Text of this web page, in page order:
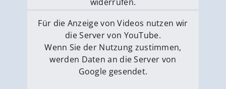
Externe Medien erlauben
Für die Anzeige von Videos nutzen wir
die Server von YouTube.
Wenn Sie der Nutzung zustimmen,
werden Daten an die Server von
Google gesendet.